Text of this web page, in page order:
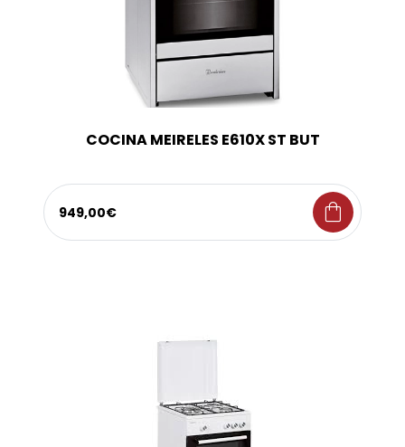
COCINA MEIRELES E610X ST BUT
949,00€ shopping_bag